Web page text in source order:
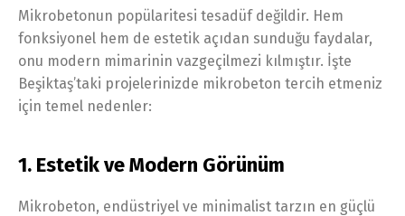
Mikrobetonun popülaritesi tesadüf değildir. Hem
fonksiyonel hem de estetik açıdan sunduğu faydalar,
onu modern mimarinin vazgeçilmezi kılmıştır. İşte
Beşiktaş’taki projelerinizde mikrobeton tercih etmeniz
için temel nedenler:
1. Estetik ve Modern Görünüm
Mikrobeton, endüstriyel ve minimalist tarzın en güçlü